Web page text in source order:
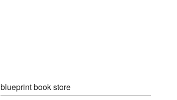
blueprint book store